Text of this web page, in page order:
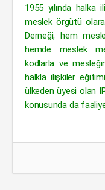
1955 yılında halka
meslek örgütü
Derneği, hem
hemde meslek
kodlarla ve
halkla ilişkiler
ülkeden üyesi olan
konusunda da